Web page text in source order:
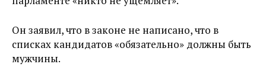
Он заявил, что в законе не написано, что в
списках кандидатов «обязательно» должны быть
мужчины.